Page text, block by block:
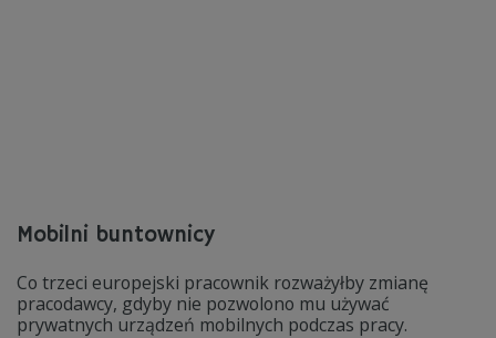
Mobilni buntownicy
Co trzeci europejski pracownik rozważyłby zmianę
pracodawcy, gdyby nie pozwolono mu używać
prywatnych urządzeń mobilnych podczas pracy.